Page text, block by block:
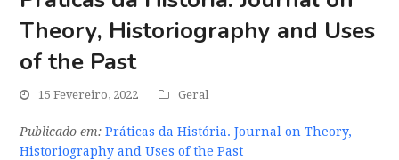
Theory, Historiography and Uses
of the Past
15 Fevereiro, 2022 Geral
Publicado em: Práticas da História. Journal on Theory,
Historiography and Uses of the Past